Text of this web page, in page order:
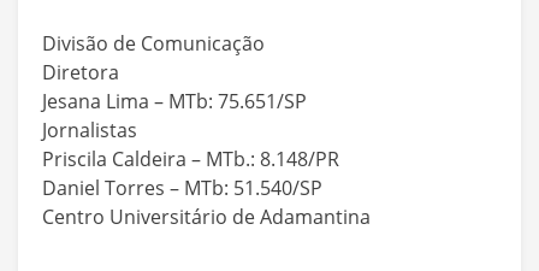
Divisão de Comunicação
Diretora
Jesana Lima – MTb: 75.651/SP
Jornalistas
Priscila Caldeira – MTb.: 8.148/PR
Daniel Torres – MTb: 51.540/SP
Centro Universitário de Adamantina